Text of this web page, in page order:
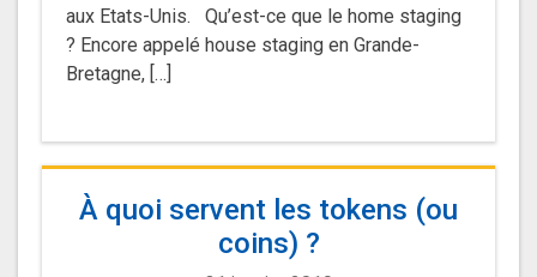
aux Etats-Unis. Qu’est-ce que le home staging
? Encore appelé house staging en Grande-
Bretagne, […]
À quoi servent les tokens (ou
coins) ?